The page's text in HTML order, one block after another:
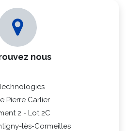
nous
Pierre Carlier
2 - Lot 2C
lès-Cormeilles